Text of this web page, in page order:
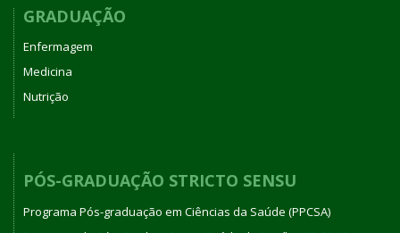
GRADUAÇÃO
Enfermagem
Medicina
Nutrição
PÓS-GRADUAÇÃO STRICTO SENSU
Programa Pós-graduação em Ciências da Saúde (PPCSA)